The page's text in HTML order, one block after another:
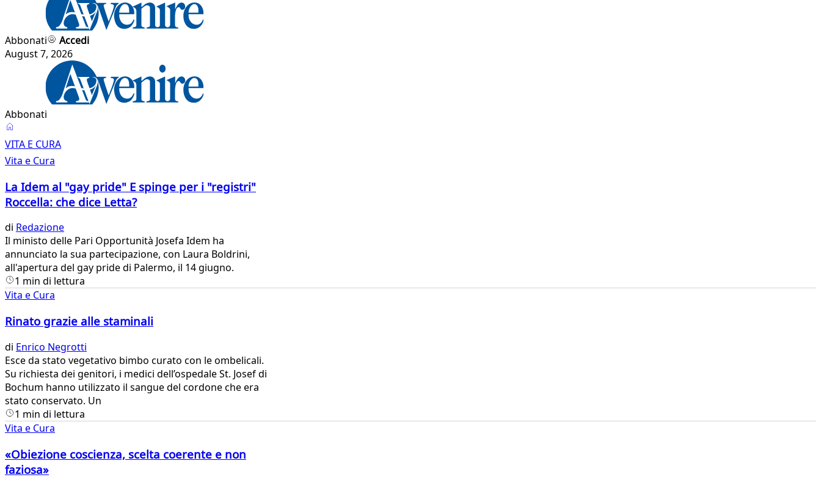
Abbonati
Accedi
August 7, 2026
Abbonati
Vita
e
Cura
VITA E CURA
Vita e Cura
La Idem al "gay pride" E spinge per i "registri"
Roccella: che dice Letta?
di Redazione
​Il ministo delle Pari Opportunità Josefa Idem ha
annunciato la sua partecipazione, con Laura Boldrini,
all'apertura del gay pride di Palermo, il 14 giugno.
1 min di lettura
Vita e Cura
Rinato grazie alle staminali
di Enrico Negrotti
Esce da stato vegetativo bimbo curato con le ombelicali.
Su richiesta dei genitori, i medici dell’ospedale St. Josef di
Bochum hanno utilizzato il sangue del cordone che era
stato conservato. Un
1 min di lettura
Vita e Cura
«Obiezione coscienza, scelta coerente e non
faziosa»